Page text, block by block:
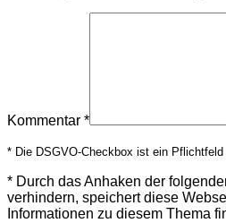
Kommentar *
* Die DSGVO-Checkbox ist ein Pflichtfeld
* Durch das Anhaken der
verhindern, speichert diese
Informationen zu diesem Thema